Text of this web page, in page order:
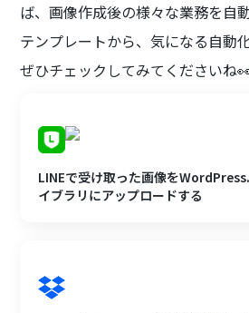
ば、画像作成後の様々な業務を自
テンプレートから、気になる自動
ぜひチェックしてみてくださいね
LINEで受け取った画像を
イブラリにアップロードする